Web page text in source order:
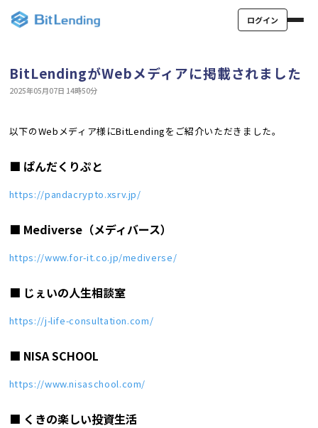
ログイン
BitLendingがWebメディアに掲載されました
2025年05月07日 14時50分
以下のWebメディア様にBitLendingをご紹介いただきました。
■ ぱんだくりぷと
https://pandacrypto.xsrv.jp/
■ Mediverse（メディバース）
https://www.for-it.co.jp/mediverse/
■ じぇいの人生相談室
https://j-life-consultation.com/
■ NISA SCHOOL
https://www.nisaschool.com/
■ くきの楽しい投資生活